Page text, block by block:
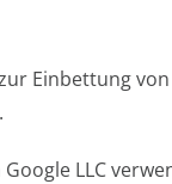
Einbettung
LLC